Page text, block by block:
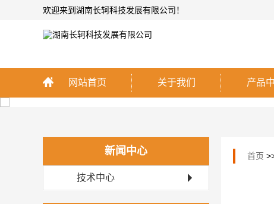
欢迎来到湖南长轲科技发展有限公司！
网站首页 关于我们 产品
新闻中心
技术中心
首页